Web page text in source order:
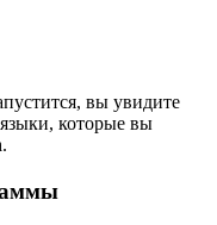
вы увидите
которые вы